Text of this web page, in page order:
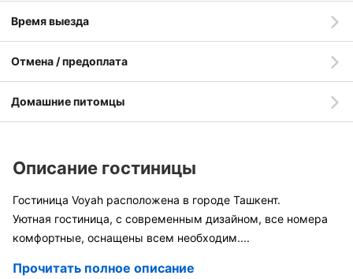
Время выезда
Отмена / предоплата
Домашние питомцы
Описание гостиницы
Гостиница Voyah расположена в городе Ташкент.
Уютная гостиница, с современным дизайном, все номера
комфортные, оснащены всем необходим....
Прочитать полное описание